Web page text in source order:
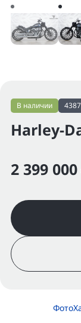
Harley-
В наличии
2 399
Фото